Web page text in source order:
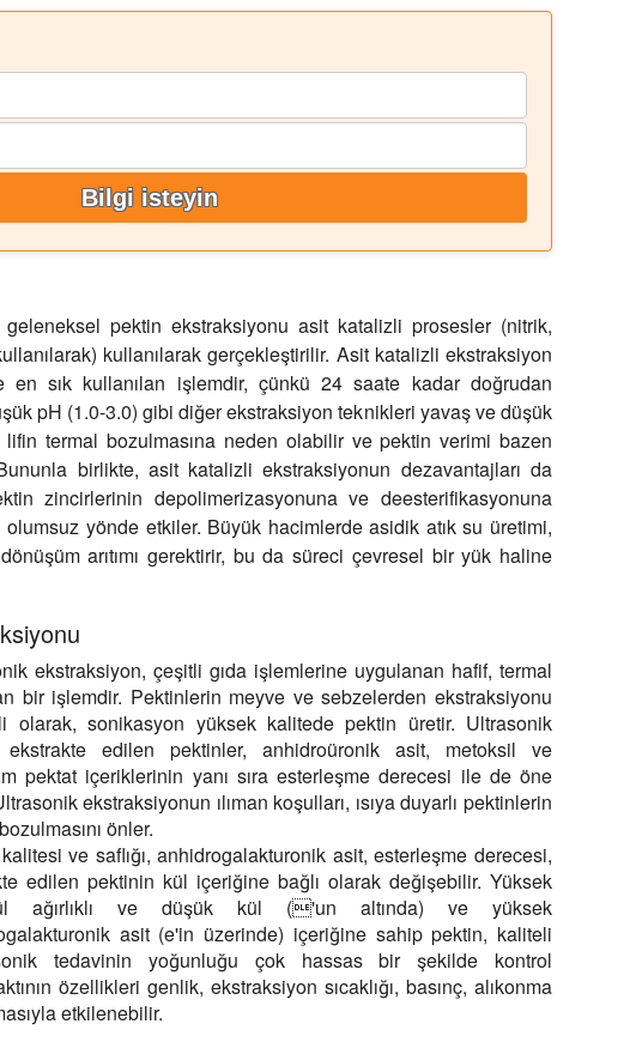
Bilgi isteyin
pektin ekstraksiyonu asit katalizli prosesler (nitrik,
kullanılarak gerçekleştirilir. Asit katalizli ekstraksiyon
en sık kullanılan işlemdir, çünkü 24 saate kadar doğrudan
pH (1.0-3.0) gibi diğer ekstraksiyon teknikleri yavaş ve düşük
termal bozulmasına neden olabilir ve pektin verimi bazen
Bununla birlikte, asit katalizli ekstraksiyonun dezavantajları da
zincirlerinin depolimerizasyonuna ve deesterifikasyonuna
yönde etkiler. Büyük hacimlerde asidik atık su üretimi,
arıtımı gerektirir, bu da süreci çevresel bir yük haline
ekstraksiyon, çeşitli gıda işlemlerine uygulanan hafif, termal
bir işlemdir. Pektinlerin meyve ve sebzelerden ekstraksiyonu
olarak, sonikasyon yüksek kalitede pektin üretir. Ultrasonik
ekstrakte edilen pektinler, anhidroüronik asit, metoksil ve
pektat içeriklerinin yanı sıra esterleşme derecesi ile de öne
ekstraksiyonun ılıman koşulları, ısıya duyarlı pektinlerin
önler.
ve saflığı, anhidrogalakturonik asit, esterleşme derecesi,
edilen pektinin kül içeriğine bağlı olarak değişebilir. Yüksek
ağırlıklı ve düşük kül ('un altında) ve yüksek
asit (e'in üzerinde) içeriğine sahip pektin, kaliteli
tedavinin yoğunluğu çok hassas bir şekilde kontrol
özellikleri genlik, ekstraksiyon sıcaklığı, basınç, alıkonma
etkilenebilir.